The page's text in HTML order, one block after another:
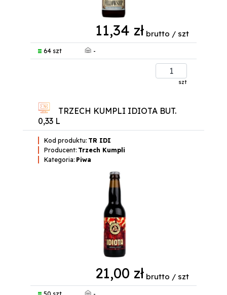
11,34 zł brutto / szt
64 szt -
szt
TRZECH KUMPLI IDIOTA BUT.
0,33 L
Kod produktu: TR IDI
Producent: Trzech Kumpli
Kategoria: Piwa
21,00 zł brutto / szt
-